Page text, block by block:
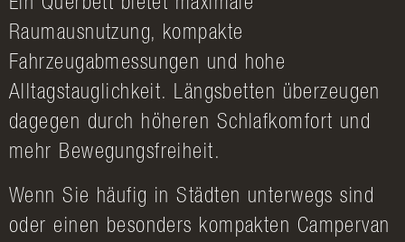
Ein Querbett bietet maximale
Raumausnutzung, kompakte
Fahrzeugabmessungen und hohe
Alltagstauglichkeit. Längsbetten überzeugen
dagegen durch höheren Schlafkomfort und
mehr Bewegungsfreiheit.
Wenn Sie häufig in Städten unterwegs sind
oder einen besonders kompakten Campervan